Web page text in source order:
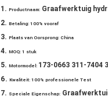
Productnaam: Graafwerktuig
Betaling: 100% vooraf
Plaats van Oorsprong: China
MOQ: 1 stuk
Motormodel: 173-0663 311-7404
Kwaliteit: 100% professionele Test
Speciale Eigenschap: